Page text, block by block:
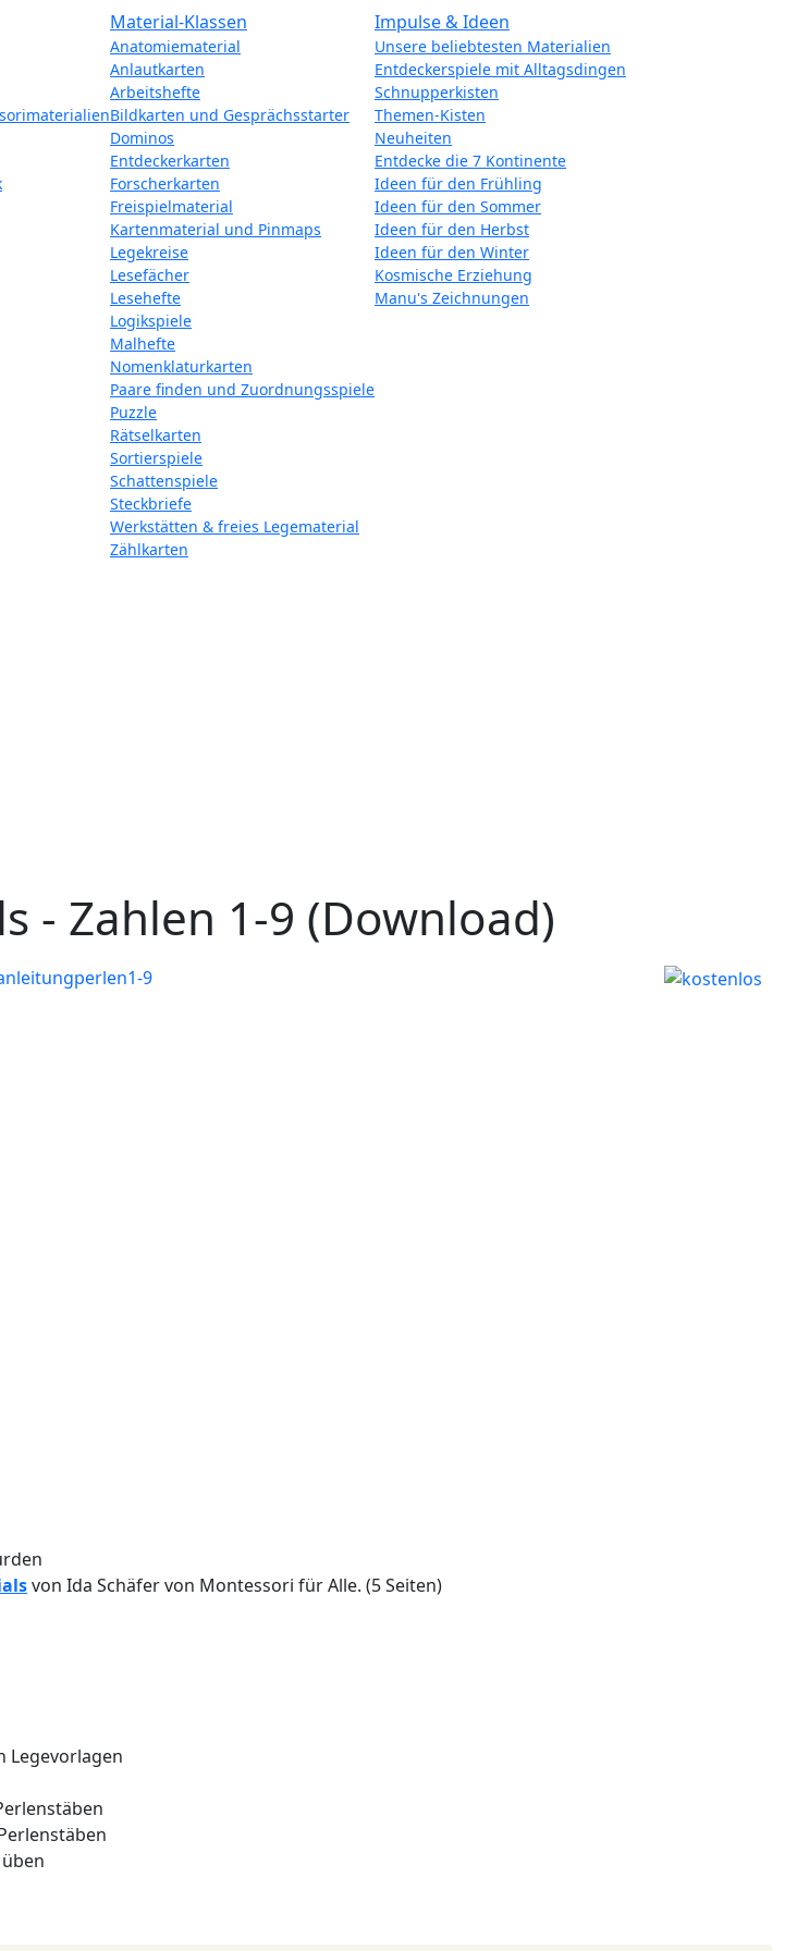
Material-Klassen
Anatomiematerial
Anlautkarten
Arbeitshefte
Bildkarten und Gesprächsstarter
Dominos
Entdeckerkarten
Forscherkarten
Freispielmaterial
Kartenmaterial und Pinmaps
Legekreise
Lesefächer
Lesehefte
Logikspiele
Malhefte
Nomenklaturkarten
Paare finden und Zuordnungsspiele
Puzzle
Rätselkarten
Sortierspiele
Schattenspiele
Steckbriefe
Werkstätten & freies Legematerial
Zählkarten
Impulse & Ideen
Unsere beliebtesten Materialien
Entdeckerspiele mit Alltagsdingen
Schnupperkisten
Themen-Kisten
Neuheiten
Entdecke die 7 Kontinente
Ideen für den Frühling
Ideen für den Sommer
Ideen für den Herbst
Ideen für den Winter
Kosmische Erziehung
Manu's Zeichnungen
- Zahlen 1-9 (Download)
von Ida Schäfer von Montessori für Alle. (5 Seiten)
Legevorlagen